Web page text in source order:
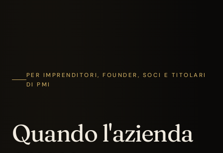
PER IMPRENDITORI, FOUNDER, SOCI E TITOLARI
DI PMI
Quando l'azienda